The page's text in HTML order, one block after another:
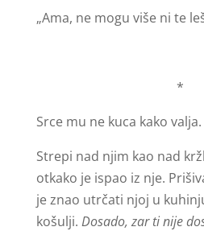
„Ama, ne mogu više ni te
*
Srce mu ne kuca kako valja.
Strepi nad njim kao nad
otkako je ispao iz nje.
je znao utrčati njoj u
košulji. Dosado, zar ti nije